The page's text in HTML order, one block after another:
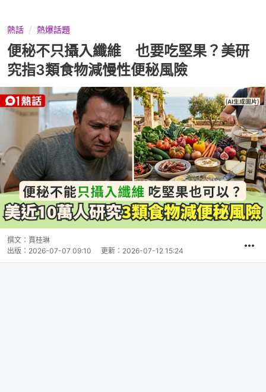
熱話 熱爆話題
便秘不只攝入纖維 也要吃堅果？美研
究指3類食物減慢性便秘風險
撰文： 賈桂琳
出版： 2026-07-07 09:10 更新： 2026-07-12 15:24